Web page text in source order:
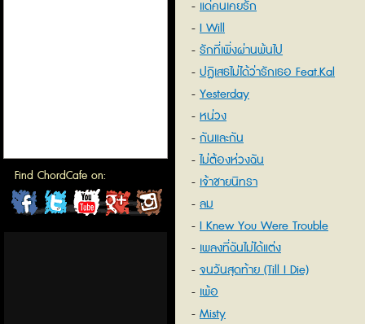
Find ChordCafe on:
ChordCafeChordCafeChordCafeChordCafeChordCafe
แด่คนเคยรัก
I Will
รักที่เพิ่งผ่านพ้นไป
ปฏิเสธไม่ได้ว่ารักเธอ Feat.Kal
Yesterday
หน่วง
กันและกัน
ไม่ต้องห่วงฉัน
เจ้าชายนิทรา
ลม
I Knew You Were Trouble
เพลงที่ฉันไม่ได้แต่ง
จนวันสุดท้าย (Till I Die)
เพ้อ
Misty